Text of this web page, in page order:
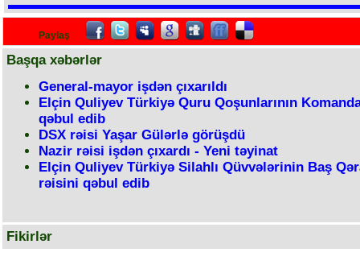
Paylaş
Başqa xəbərlər
General-mayor işdən çıxarıldı
Elçin Quliyev Türkiyə Quru Qoşunlarının
qəbul edib
DSX rəisi Yaşar Gülərlə görüşdü
Nazir rəisi işdən çıxardı - Yeni təyinat
Elçin Quliyev Türkiyə Silahlı Qüvvələrinin Baş
rəisini qəbul edib
Fikirlər